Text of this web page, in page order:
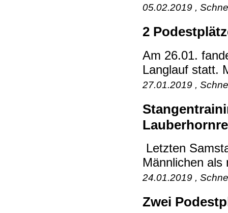
05.02.2019 ,
2
Am 26.01.
Langlauf statt.
27.01.2019 ,
Letzten
Männlichen
24.01.2019 ,
Zwei